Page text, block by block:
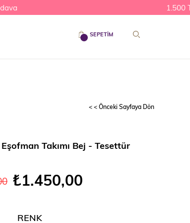
1.500
SEPETIM
< < Önceki Sayfaya Dön
Takımı Bej - Tesettür
₺1.450,00
RENK